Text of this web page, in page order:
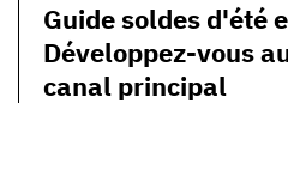
Guide soldes d'été
Développez-vous
canal principal